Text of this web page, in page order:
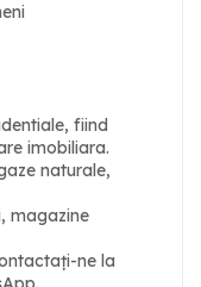
fiind
imobiliara.
naturale,
magazine
ne la